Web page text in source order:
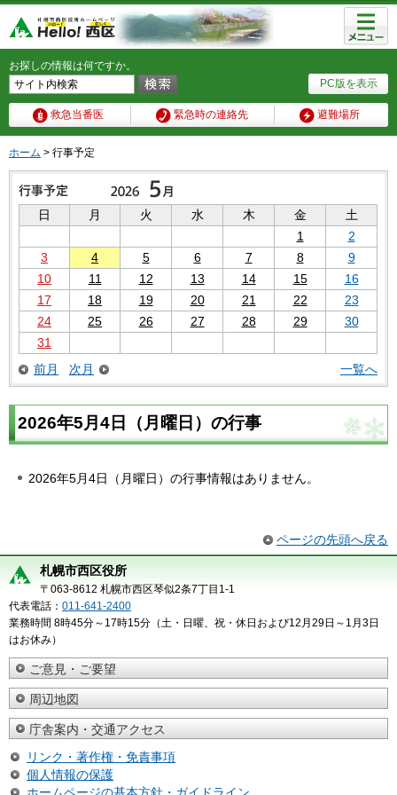
PC版を表示
お探しの情報は何ですか。
救急当番医 緊急時の連絡先 避難場所
メニュ
ー
ホーム > 行事予定
日 月 火 水 木 金
土
1
2
3
4 5 6 7 8
9
10
11 12 13 14 15
16
17
18 19 20 21 22
23
24
25 26 27 28 29
30
31
前月
次月 一覧へ
2026年5月4日（月曜日）の行事
2026年5月4日（月曜日）の行事情報はありません。
ページの先頭へ戻る
札幌市西区役所
〒063-8612 札幌市西区琴似2条7丁目1-1
代表電話： 011-641-2400
業務時間 8時45分～17時15分（土・日曜、祝・休日および12月29日～1月3日
はお休み）
ご意見・ご要望
周辺地図
庁舎案内・交通アクセス
リンク・著作権・免責事項
個人情報の保護